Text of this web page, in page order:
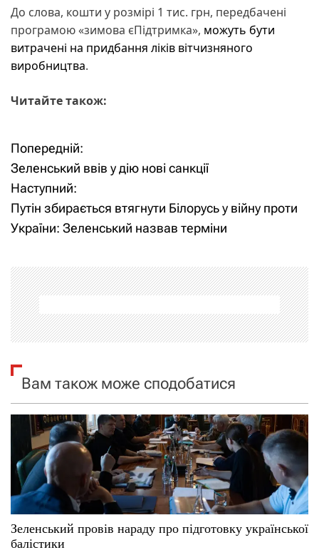
До слова, кошти у розмірі 1 тис. грн, передбачені
програмою «зимова єПідтримка», можуть бути
витрачені на придбання ліків вітчизняного
виробництва.
Читайте також:
Н
а
в
г
а
ц
і
я
а
п
и
Попередній:
Зеленський ввів у дію нові санкції
Наступний:
Путін збирається втягнути Білорусь у війну проти
України: Зеленський назвав терміни
Вам також може сподобатися
Зеленський провів нараду про підготовку української
балістики